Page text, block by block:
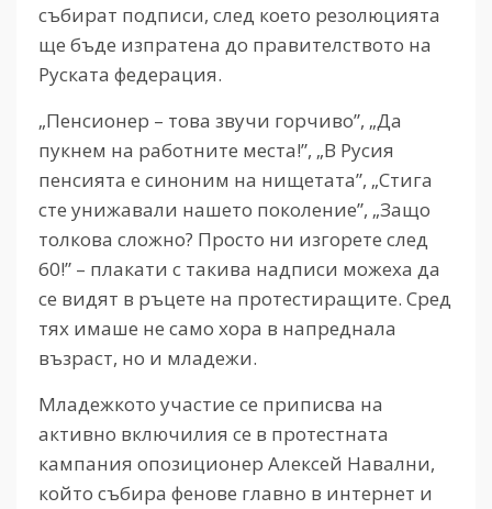
събират подписи, след което резолюцията
ще бъде изпратена до правителството на
Руската федерация.
„Пенсионер – това звучи горчиво”, „Да
пукнем на работните места!”, „В Русия
пенсията е синоним на нищетата”, „Стига
сте унижавали нашето поколение”, „Защо
толкова сложно? Просто ни изгорете след
60!” – плакати с такива надписи можеха да
се видят в ръцете на протестиращите. Сред
тях имаше не само хора в напреднала
възраст, но и младежи.
Младежкото участие се приписва на
активно включилия се в протестната
кампания опозиционер Алексей Навални,
който събира фенове главно в интернет и